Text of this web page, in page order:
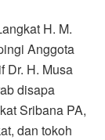
H. M.
Anggota
Dr. H. Musa
disapa
Sribana PA,
dan tokoh